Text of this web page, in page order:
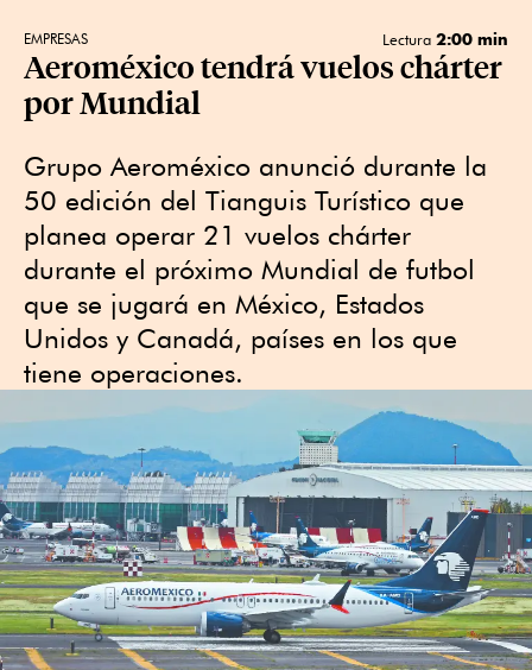
EMPRESAS Lectura 2:00 min
Aeroméxico tendrá vuelos chárter
por Mundial
Grupo Aeroméxico anunció durante la
50 edición del Tianguis Turístico que
planea operar 21 vuelos chárter
durante el próximo Mundial de futbol
que se jugará en México, Estados
Unidos y Canadá, países en los que
tiene operaciones.